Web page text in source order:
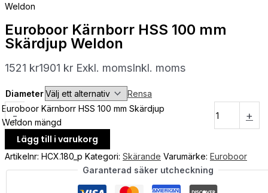
Weldon
Euroboor Kärnborr HSS 100 mm
Skärdjup Weldon
1521 kr1901 kr Exkl. momsInkl. moms
Diameter Rensa
-
Euroboor Kärnborr HSS 100 mm Skärdjup
Weldon mängd
+
Lägg till i varukorg
Artikelnr: HCX.180_p Kategori: Skärande Varumärke: Euroboor
Garanterad säker utcheckning